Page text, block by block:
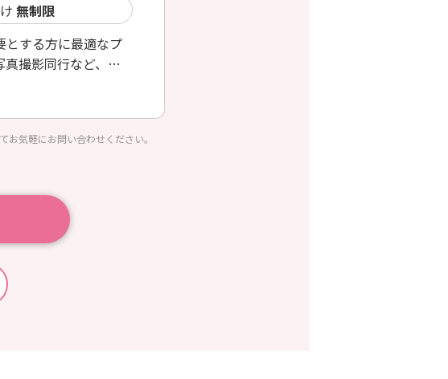
無制限
とする方に最適なプ
撮影同行など、
。
気軽にお問い合わせください。